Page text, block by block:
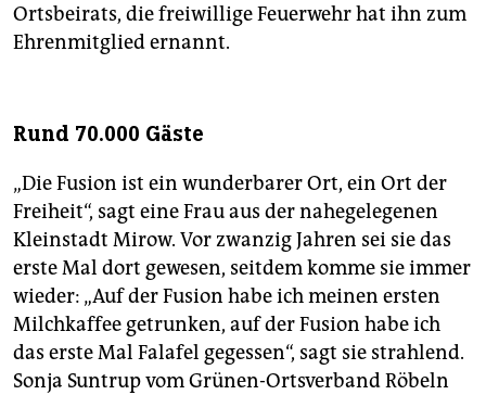
Ortsbeirats, die freiwillige Feuerwehr hat ihn zum
Ehrenmitglied ernannt.
Rund 70.000 Gäste
„Die Fusion ist ein wunderbarer Ort, ein Ort der
Freiheit“, sagt eine Frau aus der nahegelegenen
Kleinstadt Mirow. Vor zwanzig Jahren sei sie das
erste Mal dort gewesen, seitdem komme sie immer
wieder: „Auf der Fusion habe ich meinen ersten
Milchkaffee getrunken, auf der Fusion habe ich
das erste Mal Falafel gegessen“, sagt sie strahlend.
Sonja Suntrup vom Grünen-Ortsverband Röbeln